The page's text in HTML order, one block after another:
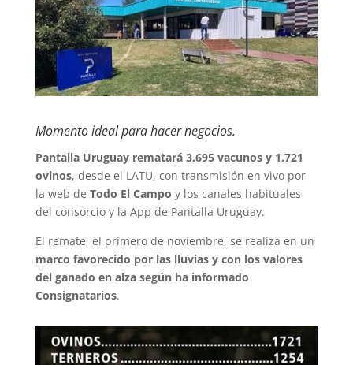
Momento ideal para hacer negocios.
Pantalla Uruguay rematará 3.695 vacunos y 1.721
ovinos, desde el LATU, con transmisión en vivo por
la web de Todo El Campo y los canales habituales
del consorcio y la App de Pantalla Uruguay.
El remate, el primero de noviembre, se realiza en un
marco favorecido por las lluvias y con los valores
del ganado en alza según ha informado
Consignatarios.